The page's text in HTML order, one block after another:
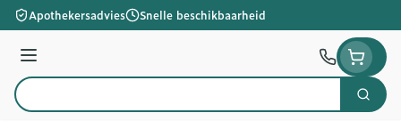
Ga naar de inhoud
Apothekersadvies Snelle beschikbaarheid
Menu
Product, merk, categorie...
Zoek